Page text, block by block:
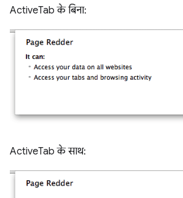
ActiveTab के बिना:
ActiveTab के साथ: